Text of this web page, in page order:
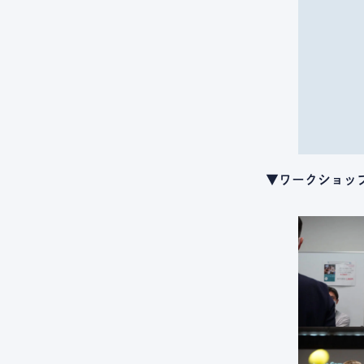
▼ワークショッ